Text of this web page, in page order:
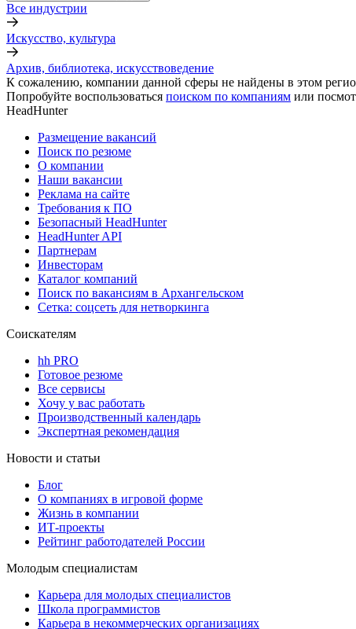
Все индустрии
Искусство, культура
Архив, библиотека, искусствоведение
К сожалению, компании данной сферы не найдены в этом
Попробуйте воспользоваться поиском по компаниям или
HeadHunter
Размещение вакансий
Поиск по резюме
О компании
Наши вакансии
Реклама на сайте
Требования к ПО
Безопасный HeadHunter
HeadHunter API
Партнерам
Инвесторам
Каталог компаний
Поиск по вакансиям в Архангельском
Сетка: соцсеть для нетворкинга
Соискателям
hh PRO
Готовое резюме
Все сервисы
Хочу у вас работать
Производственный календарь
Экспертная рекомендация
Новости и статьи
Блог
О компаниях в игровой форме
Жизнь в компании
ИТ-проекты
Рейтинг работодателей России
Молодым специалистам
Карьера для молодых специалистов
Школа программистов
Карьера в некоммерческих организациях